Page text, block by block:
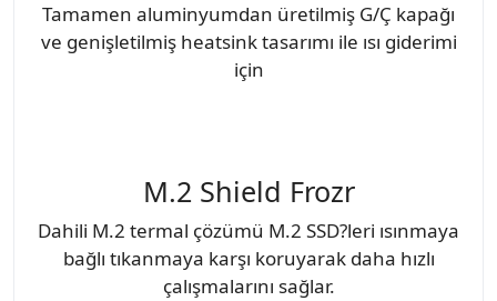
Tamamen aluminyumdan üretilmiş G/Ç kapağı
ve genişletilmiş heatsink tasarımı ile ısı giderimi
için
M.2 Shield Frozr
Dahili M.2 termal çözümü M.2 SSD?leri ısınmaya
bağlı tıkanmaya karşı koruyarak daha hızlı
çalışmalarını sağlar.